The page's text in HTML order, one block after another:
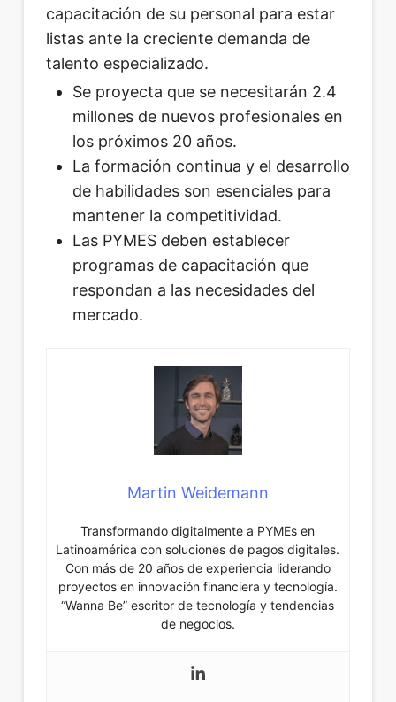
capacitación de su personal para estar
listas ante la creciente demanda de
talento especializado.
Se proyecta que se necesitarán 2.4
millones de nuevos profesionales en
los próximos 20 años.
La formación continua y el desarrollo
de habilidades son esenciales para
mantener la competitividad.
Las PYMES deben establecer
programas de capacitación que
respondan a las necesidades del
mercado.
Martin Weidemann
Transformando digitalmente a PYMEs en
Latinoamérica con soluciones de pagos digitales.
Con más de 20 años de experiencia liderando
proyectos en innovación financiera y tecnología.
“Wanna Be” escritor de tecnología y tendencias
de negocios.